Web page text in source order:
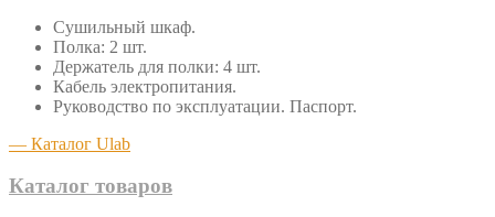
Сушильный шкаф.
Полка: 2 шт.
Держатель для полки: 4 шт.
Кабель электропитания.
Руководство по эксплуатации. Паспорт.
— Каталог Ulab
Каталог товаров